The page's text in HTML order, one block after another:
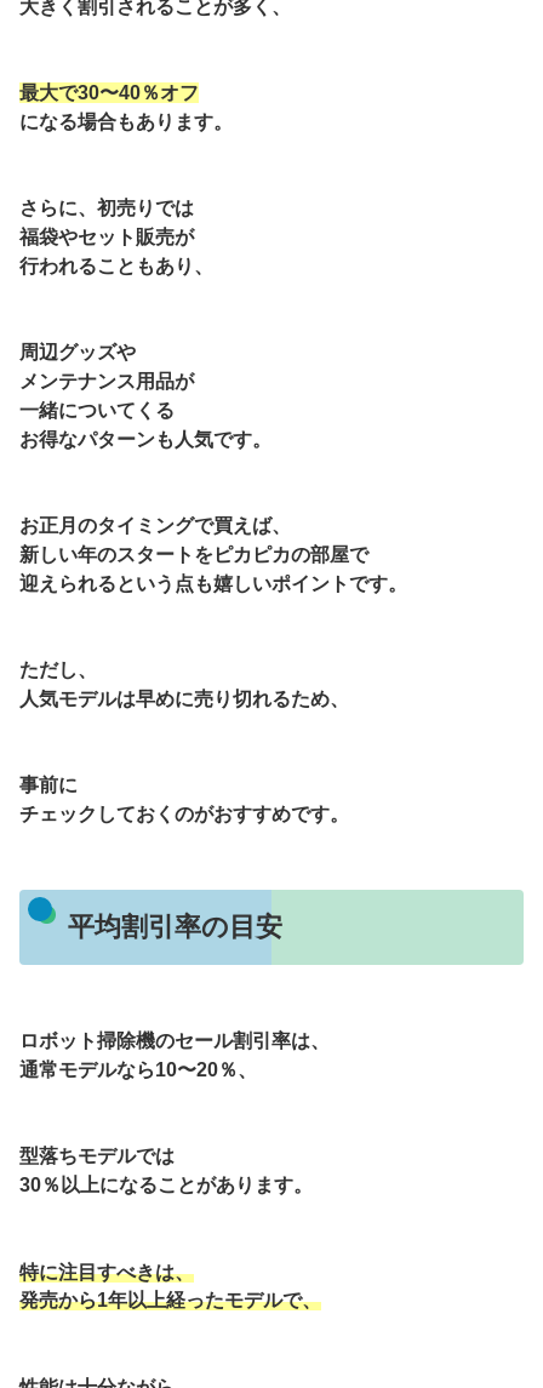
大きく割引されることが多く、
最大で30〜40％オフ
になる場合もあります。
さらに、初売りでは
福袋やセット販売が
行われることもあり、
周辺グッズや
メンテナンス用品が
一緒についてくる
お得なパターンも人気です。
お正月のタイミングで買えば、
新しい年のスタートをピカピカの部屋で
迎えられるという点も嬉しいポイントです。
ただし、
人気モデルは早めに売り切れるため、
事前に
チェックしておくのがおすすめです。
平均割引率の目安
ロボット掃除機のセール割引率は、
通常モデルなら10〜20％、
型落ちモデルでは
30％以上になることがあります。
特に注目すべきは、
発売から1年以上経ったモデルで、